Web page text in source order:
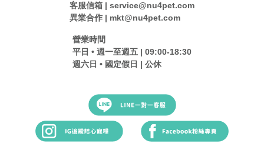
客服信箱 | service@nu4pet.com
異業合作 | mkt@nu4pet.com
營業時間
平日 • 週一至週五 | 09:00-18:30
週六日 • 國定假日 | 公休